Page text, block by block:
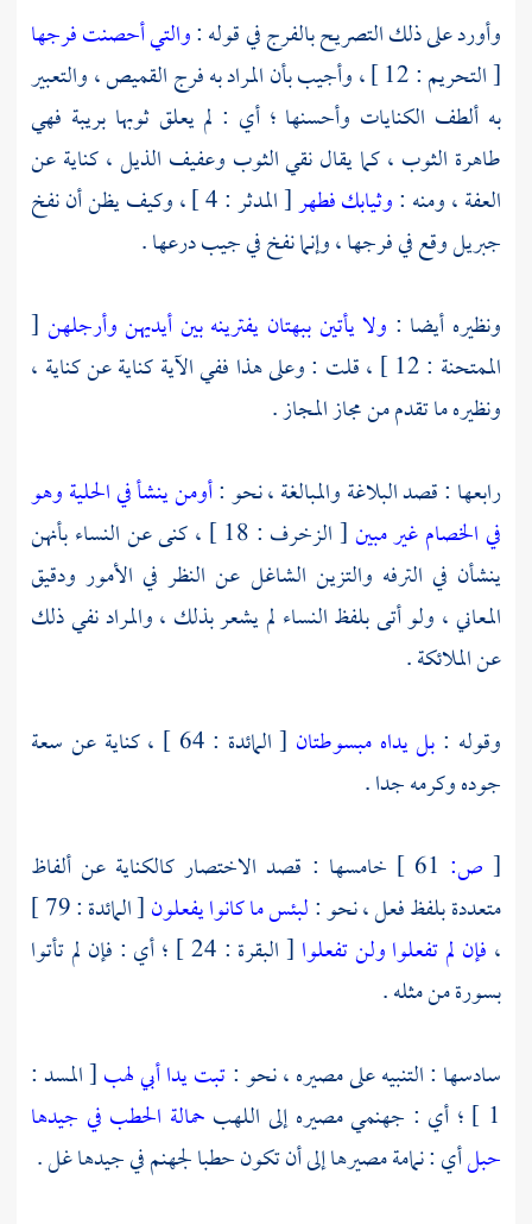
وأورد على ذلك التصريح بالفرج في قوله :والتي أحصنت فرجها
[ التحريم : 12 ] ، وأجيب بأن المراد به فرج القميص ، والتعبير
به ألطف الكنايات وأحسنها ؛ أي : لم يعلق ثوبها بريبة فهي
طاهرة الثوب ، كما يقال نقي الثوب وعفيف الذيل ، كناية عن
العفة ، ومنه :وثيابك فطهر[ المدثر : 4 ] ، وكيف يظن أن نفخ
جبريلوقع في فرجها ، وإنما نفخ في جيب درعها .
ونظيره أيضا : ولا يأتين ببهتان يفترينه بين أيديهن وأرجلهن [
الممتحنة : 12 ] ، قلت : وعلى هذا ففي الآية كناية عن كناية ،
ونظيره ما تقدم من مجاز المجاز .
رابعها : قصد البلاغة والمبالغة ، نحو :أومن ينشأ في الحلية وهو
في الخصام غير مبين
[ الزخرف : 18 ] ، كنى عن النساء بأنهن
ينشأن في الترفه والتزين الشاغل عن النظر في الأمور ودقيق
المعاني ، ولو أتى بلفظ النساء لم يشعر بذلك ، والمراد نفي ذلك
عن الملائكة .
وقوله : بل يداه مبسوطتان
[ المائدة : 64 ] ، كناية عن سعة
جوده وكرمه جدا .
[ ص:
خامسها : قصد الاختصار كالكناية عن ألفاظ
متعددة بلفظ فعل ، نحو :لبئس ما كانوا يفعلون
[ المائدة : 79 ]
، فإن لم تفعلوا ولن تفعلوا
[ البقرة : 24 ] ؛ أي : فإن لم تأتوا
بسورة من مثله .
سادسها : التنبيه على مصيره ، نحو :تبت يدا أبي لهب[ المسد :
1 ] ؛ أي : جهنمي مصيره إلى اللهب
حمالة الحطب في جيدها
حبلأي : نمامة مصيرها إلى أن تكون حطبا لجهنم في جيدها غل .